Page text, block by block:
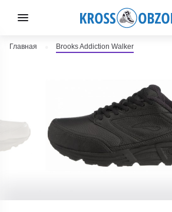
Главная Brooks Addiction Walker